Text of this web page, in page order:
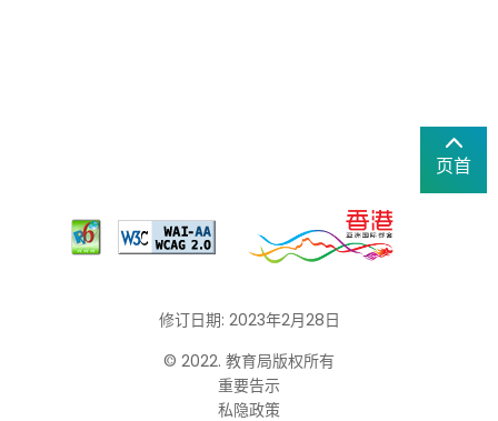
页首
修订日期: 2023年2月28日
© 2022. 教育局版权所有
重要告示
私隐政策